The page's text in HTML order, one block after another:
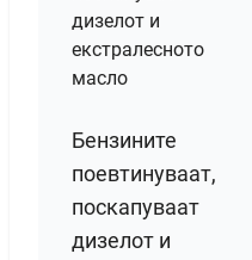
Бензините
поевтинуваат,
поскапуваат
дизелот и